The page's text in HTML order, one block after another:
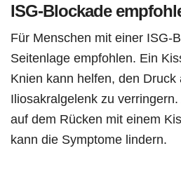
ISG-Blockade
Für Menschen mit einer ISG-
Seitenlage empfohlen. Ein
Knien kann helfen, den Druck
Iliosakralgelenk zu
auf dem Rücken mit einem
kann die Symptome lindern.